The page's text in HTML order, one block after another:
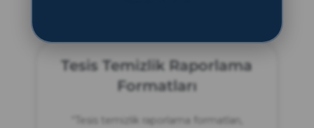
Tesis Temizlik Raporlama
Formatları
“Tesis temizlik raporlama formatları,